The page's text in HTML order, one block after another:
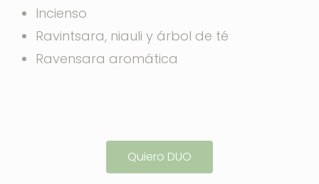
Incienso
Ravintsara, niauli y árbol de té
Ravensara aromática
Quiero DUO